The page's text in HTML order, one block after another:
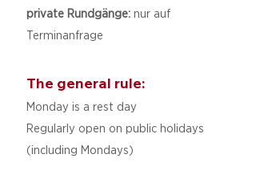
private Rundgänge: nur auf
Terminanfrage
The general rule:
Monday is a rest day
Regularly open on public holidays
(including Mondays)